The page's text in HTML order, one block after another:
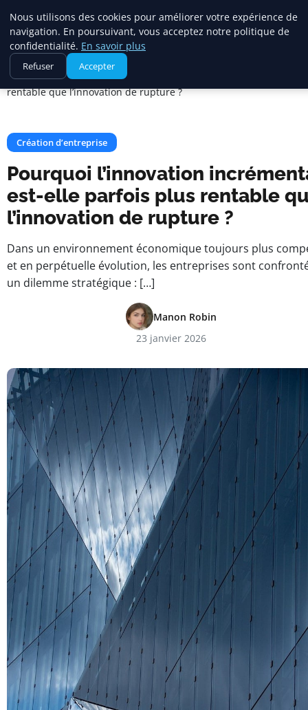
Maadi Gazette
Accueil
Création d’entreprise
Pourquoi l’innovation incrémentale est-elle parfois plus
rentable que l’innovation de rupture ?
Création d’entreprise
Pourquoi l’innovation
est-elle parfois plus rentable
l’innovation de rupture ?
Dans un environnement économique toujours plus
et en perpétuelle évolution, les entreprises sont
un dilemme stratégique : […]
Manon Robin
23 janvier 2026
Nous utilisons des cookies pour améliorer votre expérience de
navigation. En poursuivant, vous acceptez notre politique de
confidentialité. En savoir plus
Refuser Accepter